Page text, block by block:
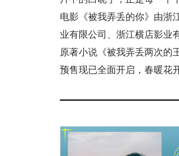
电影《被我弄丢的你》由浙
业有限公司、浙江横店影业
原著小说《被我弄丢两次的
预售现已全面开启，春暖花